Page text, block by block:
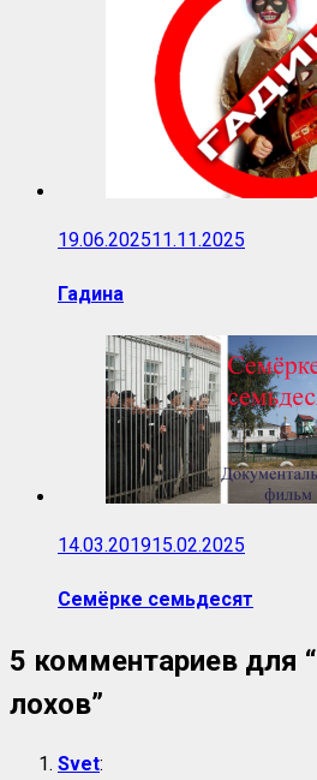
19.06.202511.11.2025
Гадина
14.03.201915.02.2025
Семёрке семьдесят
5 комментариев для “
лохов”
Svet: